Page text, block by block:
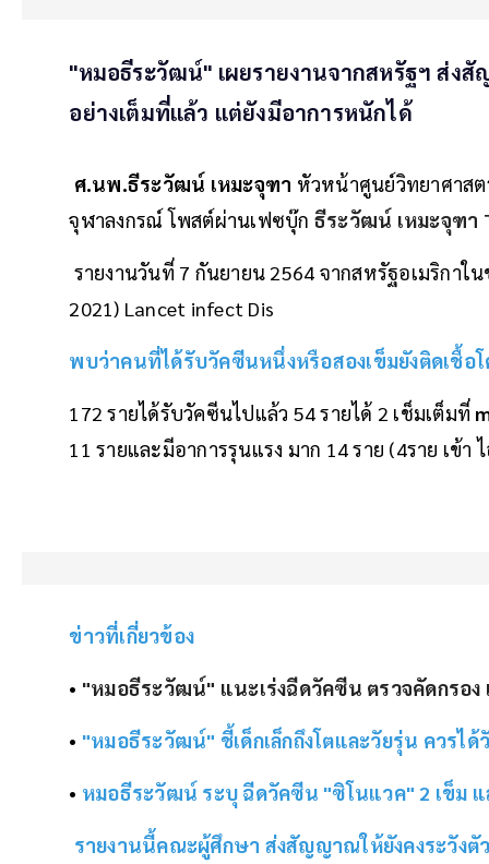
"หมอธีระวัฒน์" เผยรายงานจากสหรัฐฯ ส่ง
อย่างเต็มที่แล้ว แต่ยังมีอาการหนักได้
ศ.นพ.ธีระวัฒน์ เหมะจุฑา หัวหน้าศูนย์วิทยาศาส
จุฬาลงกรณ์ โพสต์ผ่านเฟซบุ๊ก ธีระวัฒน์ เหมะจุฑา
รายงานวันที่ 7 กันยายน 2564 จากสหรัฐอเมริกาใ
2021) Lancet infect Dis
พบว่าคนที่ได้รับวัคซีนหนึ่งหรือสองเข็มยังติดเชื้อโ
172 รายได้รับวัคซีนไปแล้ว 54 รายได้ 2 เช็มเต็มที่
11 รายและมีอาการรุนแรง มาก 14 ราย (4ราย เข้
ข่าวที่เกี่ยวข้อง
• "หมอธีระวัฒน์" แนะเร่งฉีดวัคซีน ตรวจคัดกรอง
• "หมอธีระวัฒน์" ชี้เด็กเล็กถึงโตและวัยรุ่น ควรได้
• หมอธีระวัฒน์ ระบุ ฉีดวัคซีน "ซิโนแวค" 2 เข็ม
รายงานนี้คณะผู้ศึกษา ส่งสัญญาณให้ยังคงระวังตั